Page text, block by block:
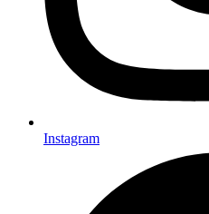
Instagram